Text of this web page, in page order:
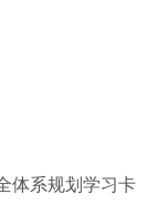
体系规划学习卡